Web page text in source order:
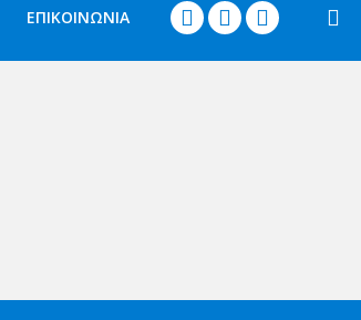
ΕΠΙΚΟΙΝΩΝΙΑ    